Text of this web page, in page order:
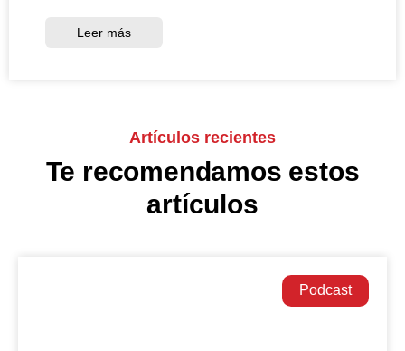
Leer más
Artículos recientes
Te recomendamos estos
artículos
Podcast